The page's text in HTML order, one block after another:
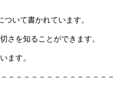
いて書かれています。
さを知ることができます。
ます。
－－－－－－－－－－－－－－